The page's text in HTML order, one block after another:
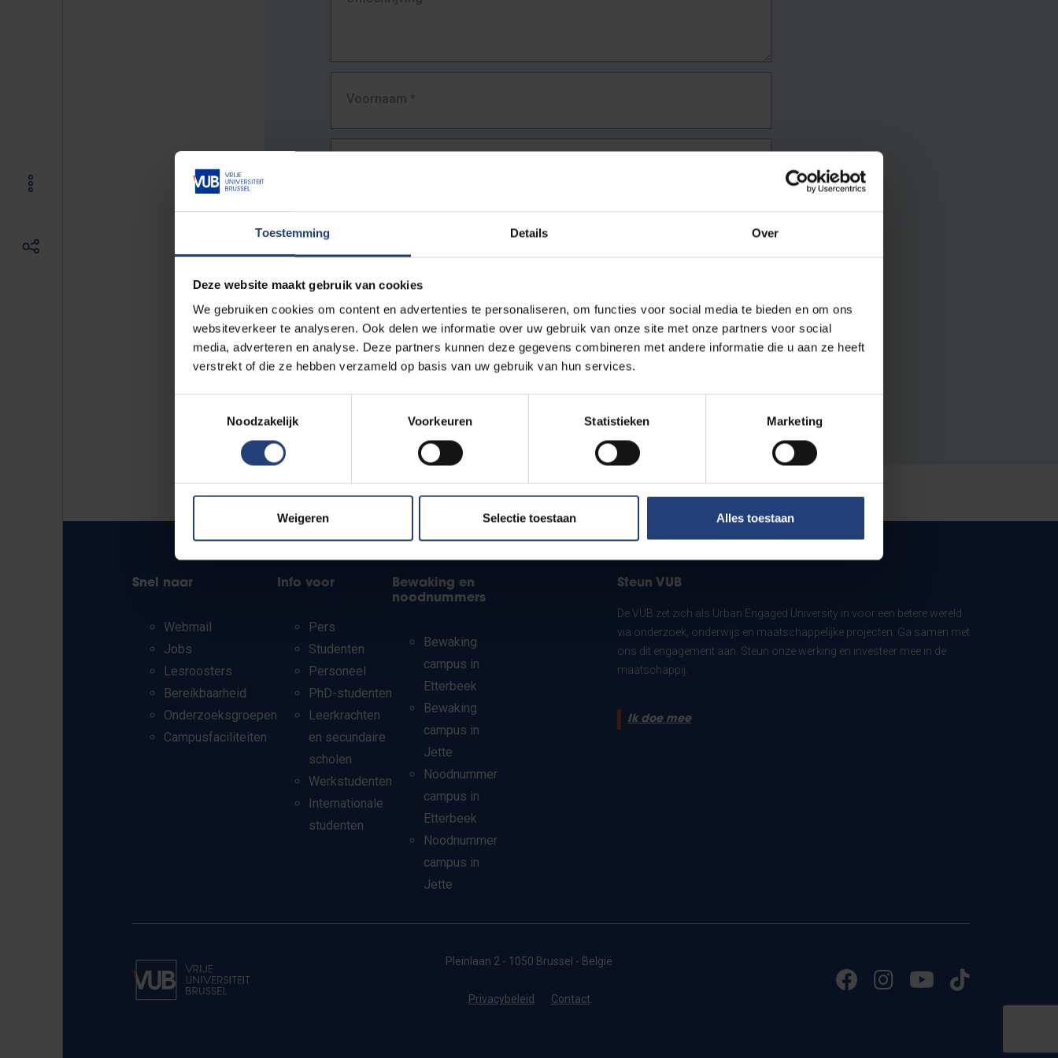
Toestemming Details Over
Deze website maakt gebruik van cookies
We gebruiken cookies om content en advertenties te personaliseren, om functies voor social media te bieden en om ons
websiteverkeer te analyseren. Ook delen we informatie over uw gebruik van onze site met onze partners voor social
media, adverteren en analyse. Deze partners kunnen deze gegevens combineren met andere informatie die u aan ze heeft
verstrekt of die ze hebben verzameld op basis van uw gebruik van hun services.
Noodzakelijk
Voorkeuren Statistieken Marketing
Weigeren Selectie toestaan Alles toestaan
Voornaam *
URL*
De volledige URL van de pagina waar je de fout zag.
Bv. https://www.vub.be/nl/studeren-aan-de-vub/alle-opleidingen
Snel naar
Webmail
Jobs
Lesroosters
Bereikbaarheid
Onderzoeksgroepen
Campusfaciliteiten
Info voor
Pers
Studenten
Personeel
PhD-studenten
Leerkrachten
en secundaire
scholen
Werkstudenten
Internationale
studenten
Bewaking en
noodnummers
Bewaking
campus in
Etterbeek
Bewaking
campus in
Jette
Noodnummer
campus in
Etterbeek
Noodnummer
campus in
Jette
Steun VUB
De VUB zet zich als Urban Engaged University in voor een betere wereld
via onderzoek, onderwijs en maatschappelijke projecten. Ga samen met
ons dit engagement aan. Steun onze werking en investeer mee in de
maatschappij.
Ik doe mee
Pleinlaan 2 - 1050 Brussel - België
Privacybeleid Contact